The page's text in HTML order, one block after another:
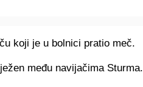
koji je u bolnici pratio meč.
među navijačima Sturma.